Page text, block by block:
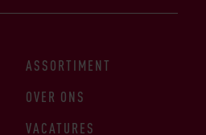
ASSORTIMENT
OVER ONS
VACATURES